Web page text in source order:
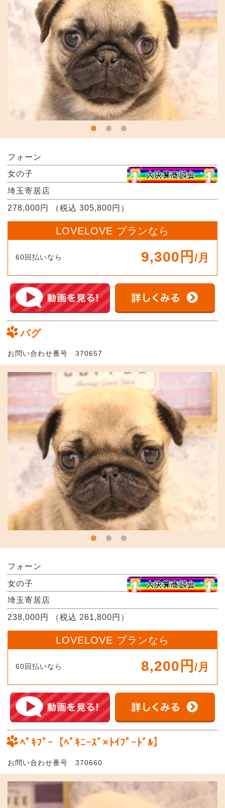
フォーン
女の子
埼玉寄居店
278,000円 （税込 305,800円）
LOVELOVE プランなら
60回払いなら 9,300円 /月
パグ
お問い合わせ番号 370657
フォーン
女の子
埼玉寄居店
238,000円 （税込 261,800円）
LOVELOVE プランなら
60回払いなら 8,200円 /月
ﾍﾟｷﾌﾟｰ【ﾍﾟｷﾆｰｽﾞ×ﾄｲﾌﾟｰﾄﾞﾙ】
お問い合わせ番号 370660